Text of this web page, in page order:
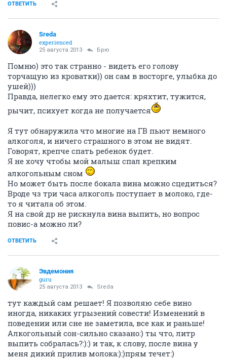
ОТВЕТИТЬ
Sreda
experienced
25 августа 2013 Брю
Помню) это так странно - видеть его голову
торчащую из кроватки)) он сам в восторге, улыбка до
ушей)))
Правда, нелегко ему это дается: кряхтит, тужится,
рычит, психует когда не получается
Я тут обнаружила что многие на ГВ пьют немного
алкоголя, и ничего страшного в этом не видят.
Говорят, крепче спать ребенок будет.
Я не хочу чтобы мой малыш спал крепким
алкогольным сном
Но может быть после бокала вина можно сцедиться?
Вроде чз три часа алкоголь поступает в молоко, где-
то я читала об этом.
Я на свой др не рискнула вина выпить, но вопрос
повис-а можно ли?
ОТВЕТИТЬ
Эвдемония
guru
25 августа 2013 Sreda
тут каждый сам решает! Я позволяю себе вино
иногда, никаких угрызений совести! Изменений в
поведении или сне не заметила, все как и раньше!
Алкогольный сон-сильно сказано:) ты что, литр
выпить собралась?:):) и так, к слову, после вина у
меня дикий прилив молока:):)прям течет:)